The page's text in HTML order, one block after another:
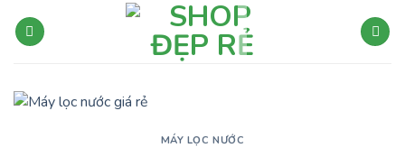
qua
MÁY LỌC NƯỚC